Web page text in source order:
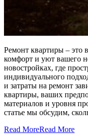
Ремонт квартиры – это
комфорт и уют вашего
новостройках, где
индивидуального
и затраты на ремонт
квартиры, ваших
материалов и уровня
статье мы обсудим,
Read MoreRead More